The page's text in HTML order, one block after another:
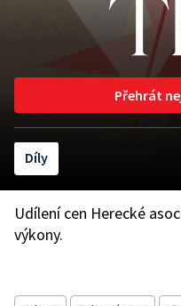
Přehrát
Díly
Udílení cen Herecké
výkony.